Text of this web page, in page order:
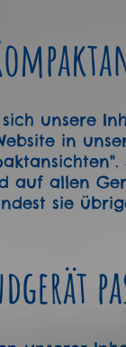
unsere
in
auf allen
sie